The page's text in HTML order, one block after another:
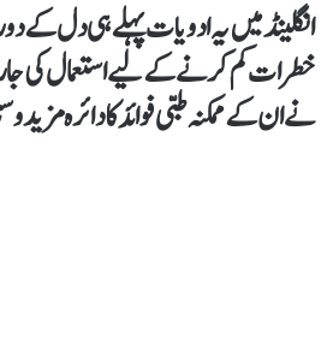
انگلینڈ میں یہ ادویات پہلے ہی دل کے
خطرات کم کرنے کے لیے استعمال کی جا
نے ان کے ممکنہ طبی فوائد کا دائرہ مزید